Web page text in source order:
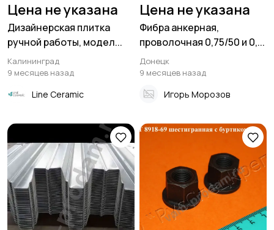
Цена не указана
Дизайнерская плитка
ручной работы, модел...
Калининград
9 месяцев назад
Line Ceramic
Цена не указана
Фибра анкерная,
проволочная 0,75/50 и 0,...
Донецк
9 месяцев назад
Игорь Морозов